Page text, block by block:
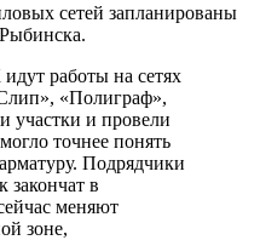
сетей запланированы
работы на сетях
«Полиграф»,
участки и провели
точнее понять
Подрядчики
закончат в
меняют
зоне,